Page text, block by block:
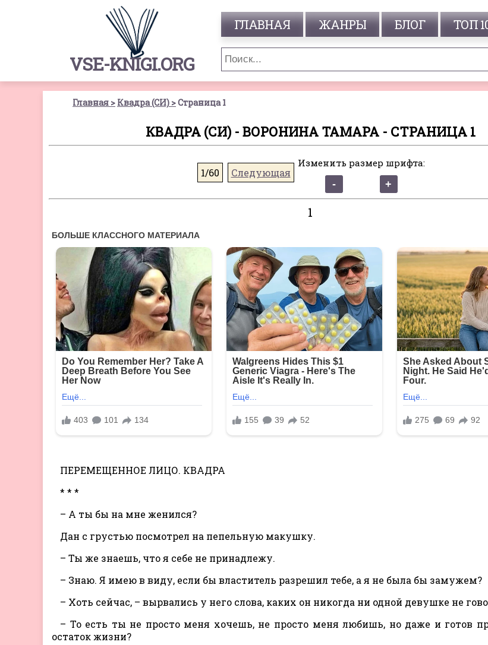
VSE-KNIGI.ORG
ГЛАВНАЯ ЖАНРЫ БЛОГ ТОП
Главная Квадра (СИ) Страница 1
КВАДРА (СИ) - ВОРОНИНА ТАМАРА - СТРАНИЦА 1
1/60 Следующая
Изменить размер шрифта:
1
ПЕРЕМЕЩЕННОЕ ЛИЦО. КВАДРА
* * *
– А ты бы на мне женился?
Дан с грустью посмотрел на пепельную макушку.
– Ты же знаешь, что я себе не принадлежу.
– Знаю. Я имею в виду, если бы властитель разрешил тебе, а я не была бы замужем?
– Хоть сейчас, – вырвались у него слова, каких он никогда ни одной девушке не
– То есть ты не просто меня хочешь, не просто меня любишь, но даже и готов
остаток жизни?